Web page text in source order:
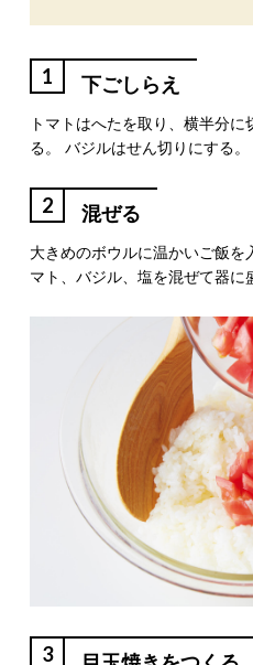
1 下ごしらえ
トマトはへたを取り、横半分
る。 バジルはせん切りにする。
2 混ぜる
大きめのボウルに温かいご飯を
マト、バジル、塩を混ぜて器に
3